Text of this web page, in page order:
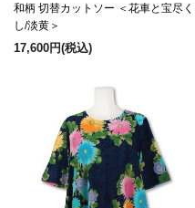
和柄 切替カットソー ＜花車と宝尽く
し/淡黄＞
17,600円(税込)